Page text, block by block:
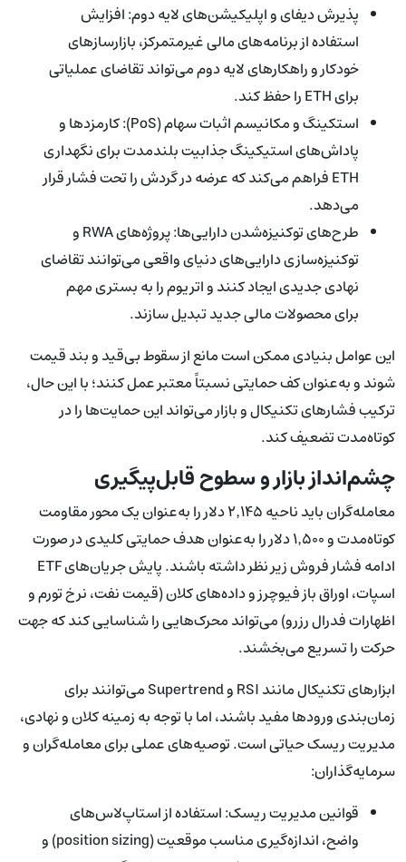
پذیرش دیفای و اپلیکیشن‌های لایه دوم: افزایش
استفاده از برنامه‌های مالی غیرمتمرکز، بازارسازهای
خودکار و راهکارهای لایه دوم می‌تواند تقاضای عملیاتی
برای ETH را حفظ کند.
استکینگ و مکانیسم اثبات سهام (PoS): کارمزدها و
پاداش‌های استیکینگ جذابیت بلندمدت برای نگهداری
ETH فراهم می‌کند که عرضه در گردش را تحت فشار قرار
می‌دهد.
طرح‌های توکنیزه‌شدن دارایی‌ها: پروژه‌های RWA و
توکنیزه‌سازی دارایی‌های دنیای واقعی می‌توانند تقاضای
نهادی جدیدی ایجاد کنند و اتریوم را به بستری مهم
برای محصولات مالی جدید تبدیل سازند.
این عوامل بنیادی ممکن است مانع از سقوط بی‌قید و بند قیمت
شوند و به‌عنوان کف حمایتی نسبتاً معتبر عمل کنند؛ با این حال،
ترکیب فشارهای تکنیکال و بازار می‌تواند این حمایت‌ها را در
کوتاه‌مدت تضعیف کند.
چشم‌انداز بازار و سطوح قابل‌پیگیری
معامله‌گران باید ناحیه ۲٬۱۴۵ دلار را به‌عنوان یک محور مقاومت
کوتاه‌مدت و ۱٬۵۰۰ دلار را به‌عنوان هدف حمایتی کلیدی در صورت
ادامه فشار فروش زیر نظر داشته باشند. پایش جریان‌های ETF
اسپات، اوراق باز فیوچرز و داده‌های کلان (قیمت نفت، نرخ تورم و
اظهارات فدرال رزرو) می‌تواند محرک‌هایی را شناسایی کند که جهت
حرکت را تسریع می‌بخشند.
ابزارهای تکنیکال مانند RSI و Supertrend می‌توانند برای
زمان‌بندی ورودها مفید باشند، اما با توجه به زمینه کلان و نهادی،
مدیریت ریسک حیاتی است. توصیه‌های عملی برای معامله‌گران و
سرمایه‌گذاران:
قوانین مدیریت ریسک: استفاده از استاپ‌لاس‌های
واضح، اندازه‌گیری مناسب موقعیت (position sizing) و